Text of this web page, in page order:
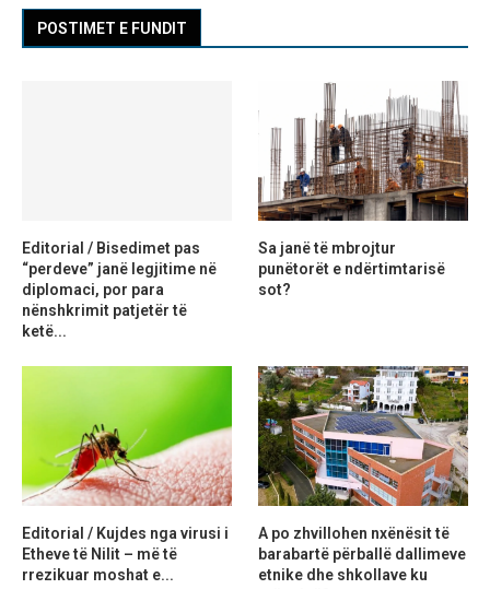
POSTIMET E FUNDIT
Editorial / Bisedimet pas
“perdeve” janë legjitime në
diplomaci, por para
nënshkrimit patjetër të
ketë...
Sa janë të mbrojtur
punëtorët e ndërtimtarisë
sot?
Editorial / Kujdes nga virusi i
Etheve të Nilit – më të
rrezikuar moshat e...
A po zhvillohen nxënësit të
barabartë përballë dallimeve
etnike dhe shkollave ku